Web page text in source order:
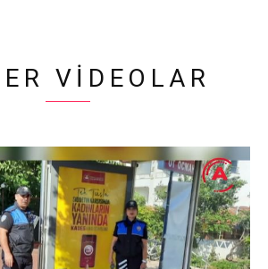
VIDEOLAR